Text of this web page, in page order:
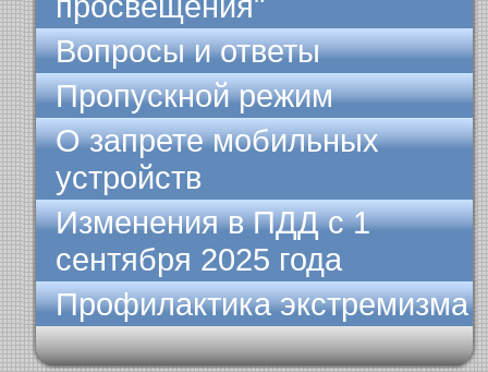
Вопросы и ответы
Пропускной режим
О запрете мобильных
устройств
Изменения в ПДД с 1
сентября 2025 года
Профилактика экстремизма